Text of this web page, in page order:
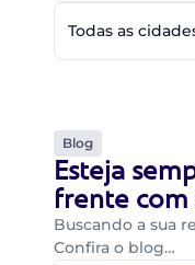
Todas as
Blog
Esteja
frente
Buscando a sua
Confira o blog…